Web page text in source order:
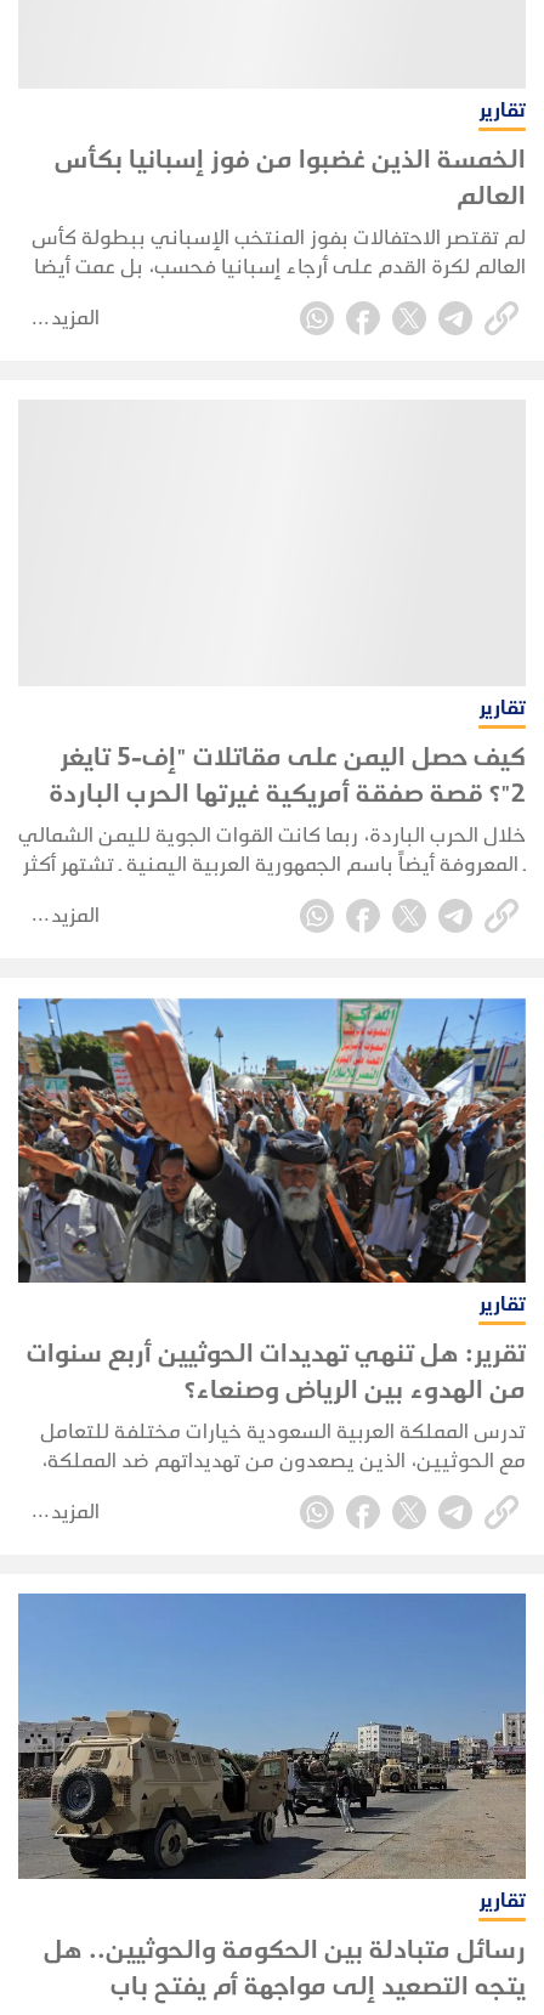
تقارير
الخمسة الذين غضبوا من فوز إسبانيا بكأس
العالم
لم تقتصر الاحتفالات بفوز المنتخب الإسباني ببطولة كأس
العالم لكرة القدم على أرجاء إسبانيا فحسب، بل عمت أيضا
أرجاء واسعة من العالم العربي، ولا سيما في فلسطين.
المزيد
تقارير
كيف حصل اليمن على مقاتلات "إف-5 تايغر
2"؟ قصة صفقة أمريكية غيرتها الحرب الباردة
خلال الحرب الباردة، ربما كانت القوات الجوية لليمن الشمالي
ــ المعروفة أيضاً باسم الجمهورية العربية اليمنية ــ تشتهر أكثر
السوفيتي. ومع ذلك، قامت البلاد أيضاً بتشغيل مقاتلات
عام 1972. وإن كيفية حصول اليمن على أسطوله الصغير
من مقاتلات F-5E الأمريكية هي قصة جامحة ومثيرة حقاً.
المزيد
تقارير
تقرير: هل تنهي تهديدات الحوثيين أربع سنوات
من الهدوء بين الرياض وصنعاء؟
تدرس المملكة العربية السعودية خيارات مختلفة للتعامل
مع الحوثيين، الذين يصعدون من تهديداتهم ضد المملكة،
في إشارة يقول مسؤولون ومحللون إنها قد تنذر بعودة
القتال في اليمن.
المزيد
تقارير
رسائل متبادلة بين الحكومة والحوثيين.. هل
يتجه التصعيد إلى مواجهة أم يفتح باب